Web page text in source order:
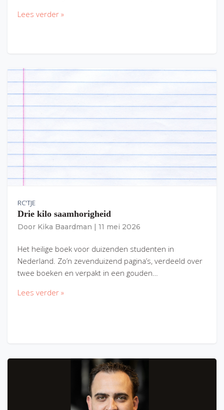
Lees verder »
RC'TJE
Drie kilo saamhorigheid
Door Kika Baardman 11 mei 2026
Het heilige boek voor duizenden studenten in
Nederland. Zo’n zevenduizend pagina’s, verdeeld over
twee boeken en verpakt in een gouden…
Lees verder »